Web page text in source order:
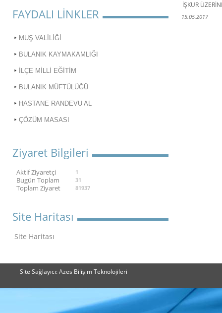
FAYDALI LİNKLER
MUŞ VALİLİĞİ
BULANIK KAYMAKAMLIĞI
İLÇE MİLLİ EĞİTİM
BULANIK MÜFTÜLÜĞÜ
HASTANE RANDEVU AL
ÇÖZÜM MASASI
Ziyaret Bilgileri
Aktif Ziyaretçi 1
Bugün Toplam 31
Toplam Ziyaret 81937
Site Haritası
Site Haritası
İŞKUR
15.05.2017
Site Sağlayıcı: Azes Bilişim Teknolojileri